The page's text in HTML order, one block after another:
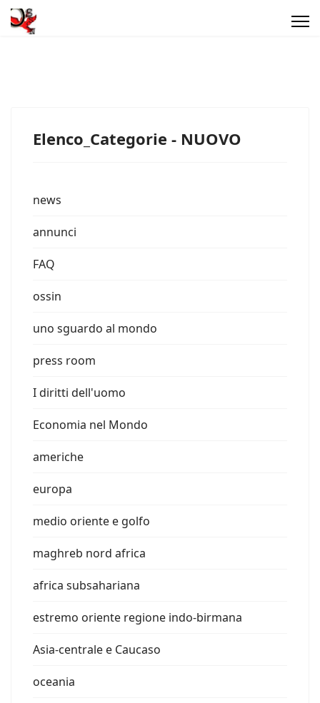
Elenco_Categorie - NUOVO
news
annunci
FAQ
ossin
uno sguardo al mondo
press room
I diritti dell'uomo
Economia nel Mondo
americhe
europa
medio oriente e golfo
maghreb nord africa
africa subsahariana
estremo oriente regione indo-birmana
Asia-centrale e Caucaso
oceania